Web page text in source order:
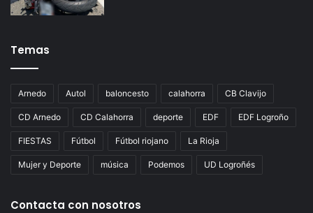
Temas
Arnedo Autol baloncesto calahorra CB Clavijo
CD Arnedo CD Calahorra deporte EDF EDF Logroño
FIESTAS Fútbol Fútbol riojano La Rioja
Mujer y Deporte música Podemos UD Logroñés
Contacta con nosotros